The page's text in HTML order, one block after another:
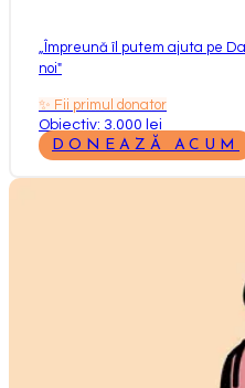
Împreună îl putem ajuta pe
noi"
✨ Fii primul donator
Obiectiv: 3.000 lei
DONEAZĂ ACUM